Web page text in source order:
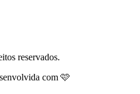
reservados.
com 🩷